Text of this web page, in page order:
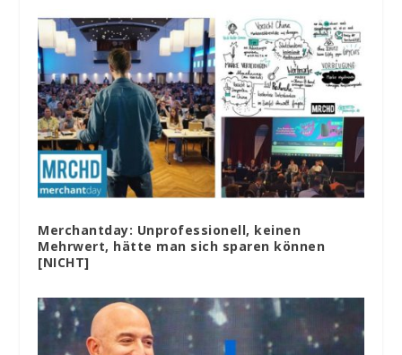
Merchantday: Unprofessionell, keinen
Mehrwert, hätte man sich sparen können
[NICHT]